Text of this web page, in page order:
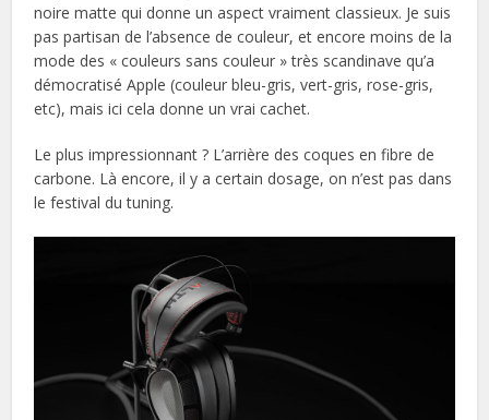
noire matte qui donne un aspect vraiment classieux. Je suis
pas partisan de l’absence de couleur, et encore moins de la
mode des « couleurs sans couleur » très scandinave qu’a
démocratisé Apple (couleur bleu-gris, vert-gris, rose-gris,
etc), mais ici cela donne un vrai cachet.
Le plus impressionnant ? L’arrière des coques en fibre de
carbone. Là encore, il y a certain dosage, on n’est pas dans
le festival du tuning.